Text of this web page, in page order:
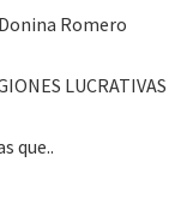
Donina Romero
LUCRATIVAS
que..